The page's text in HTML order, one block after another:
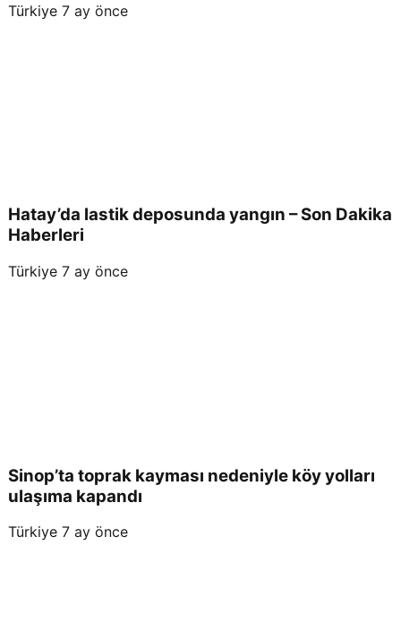
Türkiye 7 ay önce
Hatay’da lastik deposunda yangın – Son Dakika
Haberleri
Türkiye 7 ay önce
Sinop’ta toprak kayması nedeniyle köy yolları
ulaşıma kapandı
Türkiye 7 ay önce